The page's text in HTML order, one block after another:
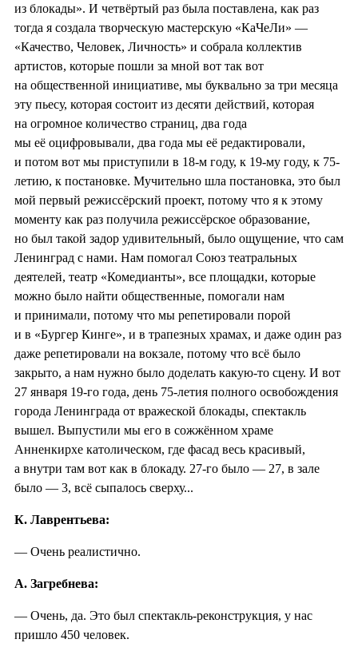
из блокады». И четвёртый раз была поставлена, как раз
тогда я создала творческую мастерскую «КаЧеЛи» —
«Качество, Человек, Личность» и собрала коллектив
артистов, которые пошли за мной вот так вот
на общественной инициативе, мы буквально за три месяца
эту пьесу, которая состоит из десяти действий, которая
на огромное количество страниц, два года
мы её оцифровывали, два года мы её редактировали,
и потом вот мы приступили в 18-м году, к 19-му году, к 75-
летию, к постановке. Мучительно шла постановка, это был
мой первый режиссёрский проект, потому что я к этому
моменту как раз получила режиссёрское образование,
но был такой задор удивительный, было ощущение, что сам
Ленинград с нами. Нам помогал Союз театральных
деятелей, театр «Комедианты», все площадки, которые
можно было найти общественные, помогали нам
и принимали, потому что мы репетировали порой
и в «Бургер Кинге», и в трапезных храмах, и даже один раз
даже репетировали на вокзале, потому что всё было
закрыто, а нам нужно было доделать какую-то сцену. И вот
27 января 19-го года, день 75-летия полного освобождения
города Ленинграда от вражеской блокады, спектакль
вышел. Выпустили мы его в сожжённом храме
Анненкирхе католическом, где фасад весь красивый,
а внутри там вот как в блокаду. 27-го было — 27, в зале
было — 3, всё сыпалось сверху...
К. Лаврентьева:
— Очень реалистично.
А. Загребнева:
— Очень, да. Это был спектакль-реконструкция, у нас
пришло 450 человек.